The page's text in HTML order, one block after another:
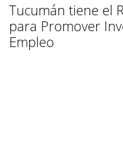
Tucumán tiene el
para Promover
Empleo